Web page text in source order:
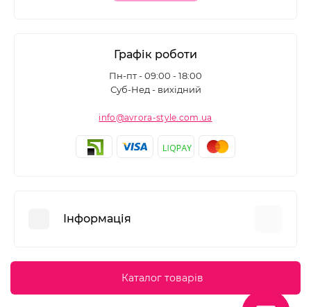
Графік роботи
Пн-пт - 09:00 - 18:00
Суб-Нед - вихідний
info@avrora-style.com.ua
Інформація
Угода користувачаКаталог товарів